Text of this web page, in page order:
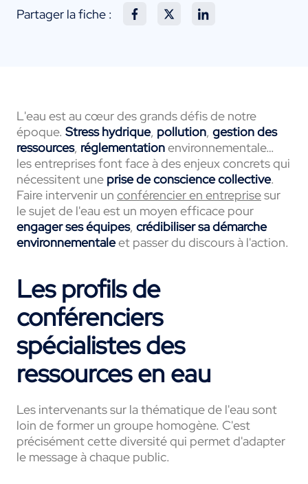
Partager la fiche :
L'eau est au cœur des grands défis de notre
époque. Stress hydrique, pollution, gestion des
ressources, réglementationenvironnementale…
les entreprises font face à des enjeux concrets qui
nécessitent une prise de conscience collective.
Faire intervenir un conférencier en entreprisesur
le sujet de l'eau est un moyen efficace pour
engager ses équipes, crédibiliser sa démarche
environnementaleet passer du discours à l'action.
Les profils de
conférenciers
spécialistes des
ressources en eau
Les intervenants sur la thématique de l'eau sont
loin de former un groupe homogène. C'est
précisément cette diversité qui permet d'adapter
le message à chaque public.